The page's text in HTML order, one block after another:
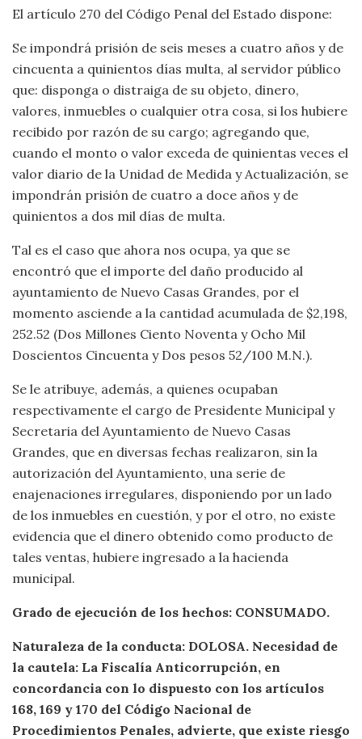
El artículo 270 del Código Penal del Estado dispone:
Se impondrá prisión de seis meses a cuatro años y de
cincuenta a quinientos días multa, al servidor público
que: disponga o distraiga de su objeto, dinero,
valores, inmuebles o cualquier otra cosa, si los hubiere
recibido por razón de su cargo; agregando que,
cuando el monto o valor exceda de quinientas veces el
valor diario de la Unidad de Medida y Actualización, se
impondrán prisión de cuatro a doce años y de
quinientos a dos mil días de multa.
Tal es el caso que ahora nos ocupa, ya que se
encontró que el importe del daño producido al
ayuntamiento de Nuevo Casas Grandes, por el
momento asciende a la cantidad acumulada de $2,198,
252.52 (Dos Millones Ciento Noventa y Ocho Mil
Doscientos Cincuenta y Dos pesos 52/100 M.N.).
Se le atribuye, además, a quienes ocupaban
respectivamente el cargo de Presidente Municipal y
Secretaria del Ayuntamiento de Nuevo Casas
Grandes, que en diversas fechas realizaron, sin la
autorización del Ayuntamiento, una serie de
enajenaciones irregulares, disponiendo por un lado
de los inmuebles en cuestión, y por el otro, no existe
evidencia que el dinero obtenido como producto de
tales ventas, hubiere ingresado a la hacienda
municipal.
Grado de ejecución de los hechos: CONSUMADO.
Naturaleza de la conducta: DOLOSA. Necesidad de
la cautela: La Fiscalía Anticorrupción, en
concordancia con lo dispuesto con los artículos
168, 169 y 170 del Código Nacional de
Procedimientos Penales, advierte, que existe riesgo